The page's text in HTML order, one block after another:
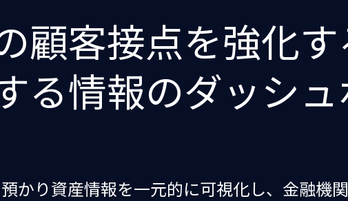
顧客接点を強化
る情報のダッシ
かり資産情報を一元的に可視化し、金融機